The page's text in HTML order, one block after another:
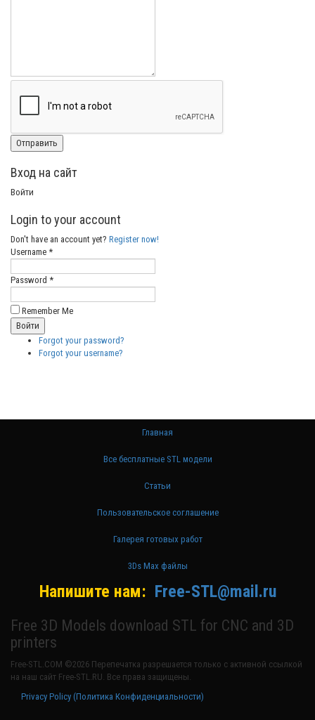
Вход на сайт
Войти
Login to your account
Don't have an account yet? Register now!
Username *
Password *
Remember Me
Forgot your password?
Forgot your username?
Главная
Все бесплатные STL модели
Статьи
Пользовательское соглашение
Галерея готовых работ
3Ds Max файлы
Напишите нам: Free-STL@mail.ru
Free 3D Models download STL for CNC and 3D
printers
Free-STL.COM ©2026 Перепечатка разрешается только с активной ссылкой
на наш сайт Free-STL.RU. Все права защищены.
Privacy Policy (Политика Конфиденциальности)